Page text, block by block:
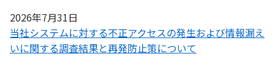
2026年7月31日
当社システムに対する不正アクセスの発生および情報漏え
いに関する調査結果と再発防止策について